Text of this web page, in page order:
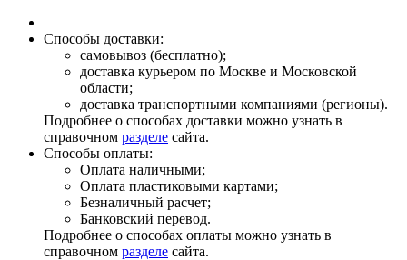
Способы доставки:
самовывоз (бесплатно);
доставка курьером по Москве и Московской
области;
доставка транспортными компаниями (регионы).
Подробнее о способах доставки можно узнать в
справочном разделе сайта.
Способы оплаты:
Оплата наличными;
Оплата пластиковыми картами;
Безналичный расчет;
Банковский перевод.
Подробнее о способах оплаты можно узнать в
справочном разделе сайта.